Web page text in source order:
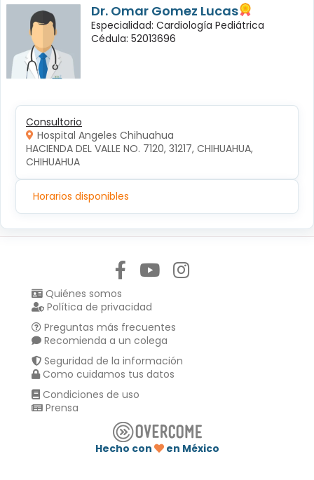
Dr. Omar Gomez Lucas
Especialidad: Cardiología Pediátrica
Cédula: 52013696
Consultorio
Hospital Angeles Chihuahua
HACIENDA DEL VALLE NO. 7120, 31217, CHIHUAHUA,
CHIHUAHUA
Horarios disponibles
Quiénes somos
Política de privacidad
Preguntas más frecuentes
Recomienda a un colega
Seguridad de la información
Como cuidamos tus datos
Condiciones de uso
Prensa
Hecho con
en México